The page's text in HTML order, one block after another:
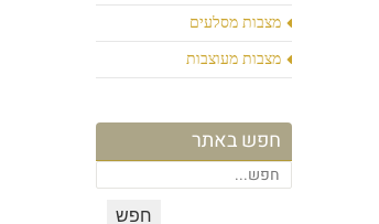
מצבות מסלעים
מצבות מעוצבות
חפש באתר